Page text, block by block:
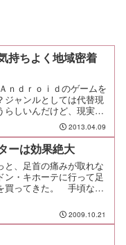
持ちよく地域密着
ｎｄｒｏｉｄのゲームを
ジャンルとしては代替現
らしいんだけど、現実の
・・・像とかモニュメン
造物とか・・・にポータ
印が設置されていて、そ
分...
2013.04.09
ーは効果絶大
と、足首の痛みが取れな
ン・キホーテに行って足
買ってきた。 手頃な値
マゾンでも同じ値段で売
いか（笑これならアマゾ
ておけば...
2009.10.21